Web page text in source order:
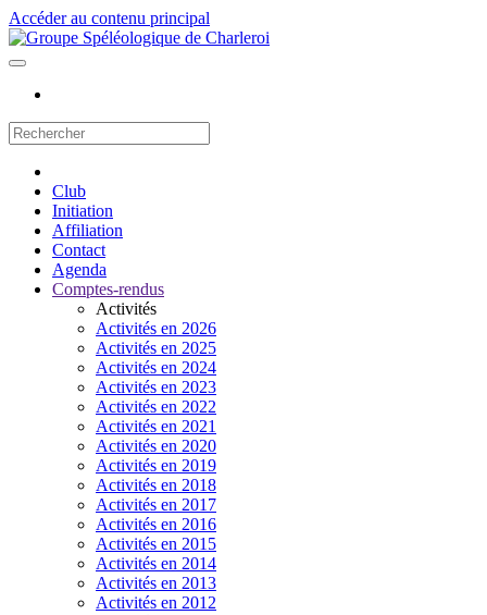
Accéder au contenu principal
Club
Initiation
Affiliation
Contact
Agenda
Comptes-rendus
Activités
Activités en 2026
Activités en 2025
Activités en 2024
Activités en 2023
Activités en 2022
Activités en 2021
Activités en 2020
Activités en 2019
Activités en 2018
Activités en 2017
Activités en 2016
Activités en 2015
Activités en 2014
Activités en 2013
Activités en 2012